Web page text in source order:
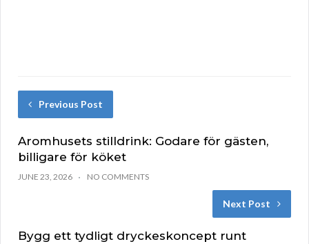
Previous Post
Aromhusets stilldrink: Godare för gästen,
billigare för köket
JUNE 23, 2026 NO COMMENTS
Next Post
Bygg ett tydligt dryckeskoncept runt